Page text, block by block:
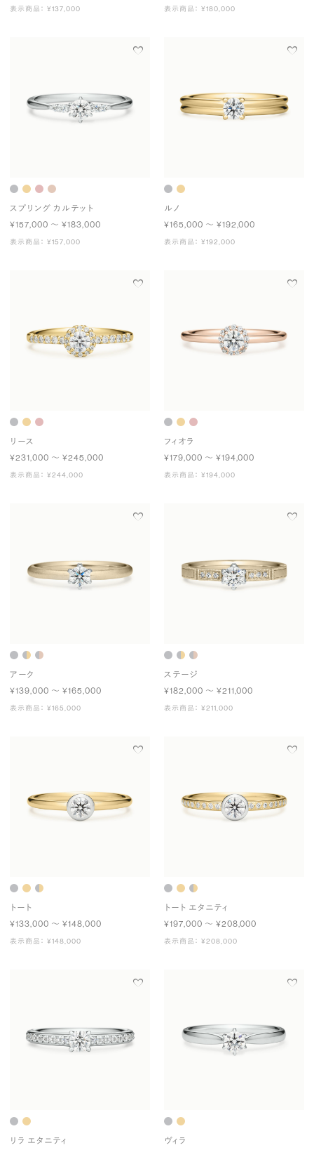
表示商品： ¥137,000 表示商品： ¥180,000
スプリング カルテット
¥157,000 〜 ¥183,000
表示商品： ¥157,000
ルノ
¥165,000 〜 ¥192,000
表示商品： ¥192,000
リース
¥231,000 〜 ¥245,000
表示商品： ¥244,000
フィオラ
¥179,000 〜 ¥194,000
表示商品： ¥194,000
アーク
¥139,000 〜 ¥165,000
表示商品： ¥165,000
ステージ
¥182,000 〜 ¥211,000
表示商品： ¥211,000
トート
¥133,000 〜 ¥148,000
表示商品： ¥148,000
トート エタニティ
¥197,000 〜 ¥208,000
表示商品： ¥208,000
リラ エタニティ ヴィラ